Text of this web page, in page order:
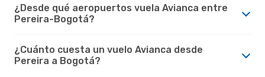
¿Desde qué aeropuertos vuela Avianca entre
Pereira-Bogotá?
¿Cuánto cuesta un vuelo Avianca desde
Pereira a Bogotá?